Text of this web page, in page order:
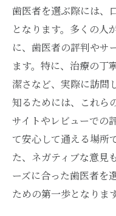
歯医者を選ぶ際には、
となります。多くの人
に、歯医者の評判やサ
ます。特に、治療の丁
潔さなど、実際に訪問
知るためには、これら
サイトやレビューでの
て安心して通える場所
た、ネガティブな意見
ーズに合った歯医者を
ための第一歩となります